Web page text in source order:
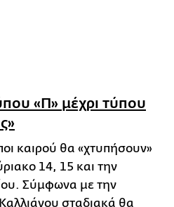
«Π» μέχρι τύπου
καιρού θα «χτυπήσουν»
14, 15 και την
Σύμφωνα με την
σταδιακά θα